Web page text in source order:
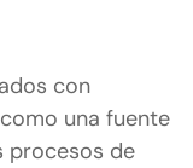
con
una fuente
procesos de